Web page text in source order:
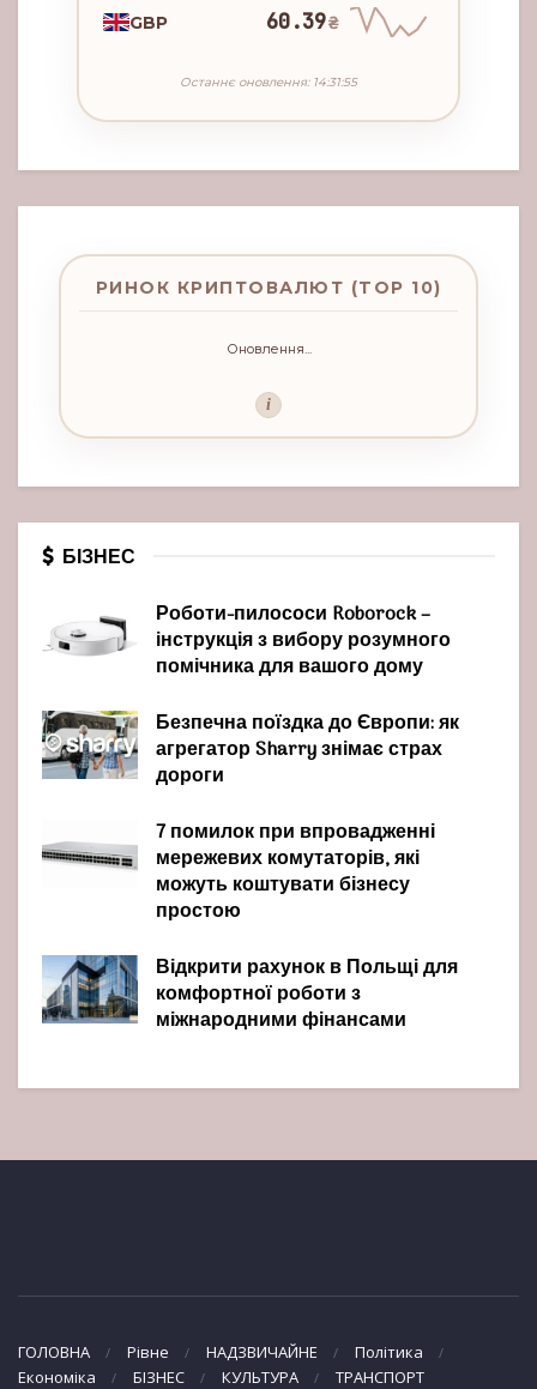
GBP 60.39₴
Останнє оновлення: 14:31:55
РИНОК КРИПТОВАЛЮТ (TOP 10)
Оновлення...
i
БІЗНЕС
Роботи-пилососи Roborock –
інструкція з вибору розумного
помічника для вашого дому
Безпечна поїздка до Європи: як
агрегатор Sharry знімає страх
дороги
7 помилок при впровадженні
мережевих комутаторів, які
можуть коштувати бізнесу
простою
Відкрити рахунок в Польщі для
комфортної роботи з
міжнародними фінансами
ГОЛОВНА Рівне НАДЗВИЧАЙНЕ
Політика
Економіка
БІЗНЕС КУЛЬТУРА ТРАНСПОРТ